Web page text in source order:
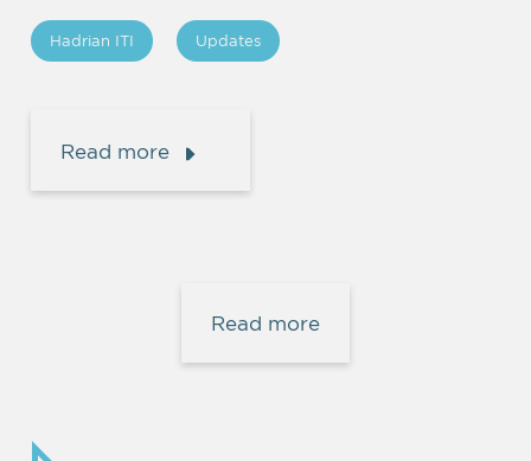
Hadrian ITI Updates
Read more
Read more